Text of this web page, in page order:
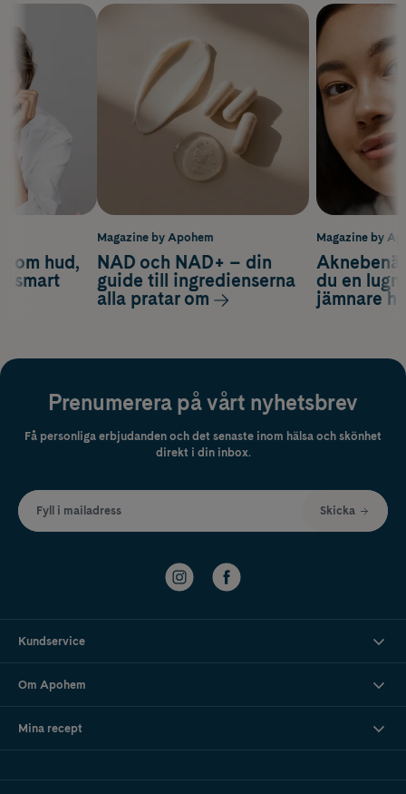
Magazine by
du en
jämnare
om hud,
smart
Magazine by Apohem
NAD och NAD+ – din
guide till ingredienserna
alla pratar om
Prenumerera på vårt nyhetsbrev
Få personliga erbjudanden och det senaste inom hälsa och skönhet
direkt i din inbox.
Fyll i mailadress Skicka
Kundservice
Om Apohem
Mina recept